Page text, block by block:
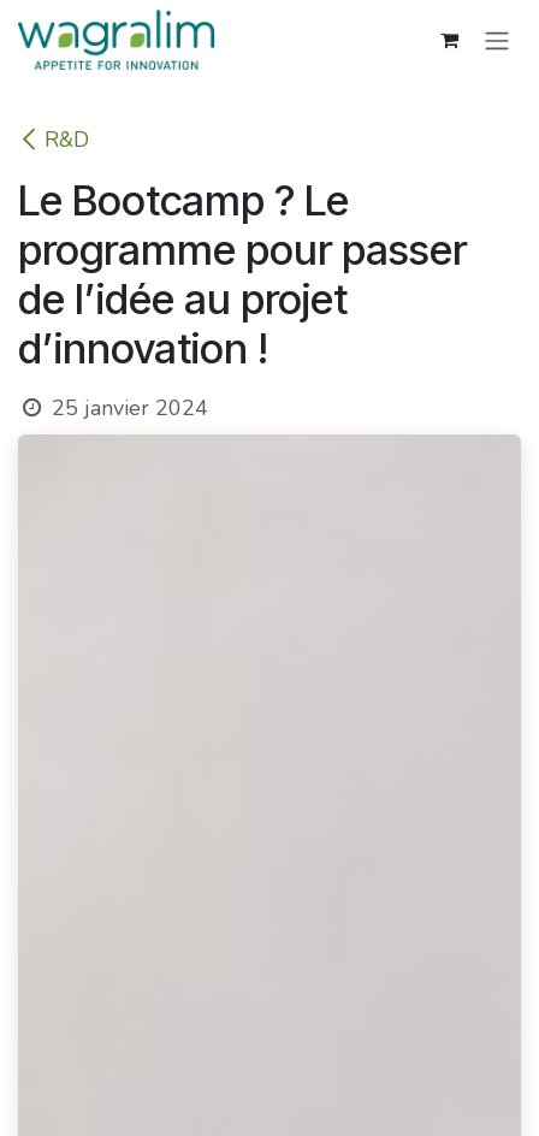
Se rendre au contenu
R&D
Le Bootcamp ? Le
programme pour passer
de l’idée au projet
d’innovation !
25 janvier 2024